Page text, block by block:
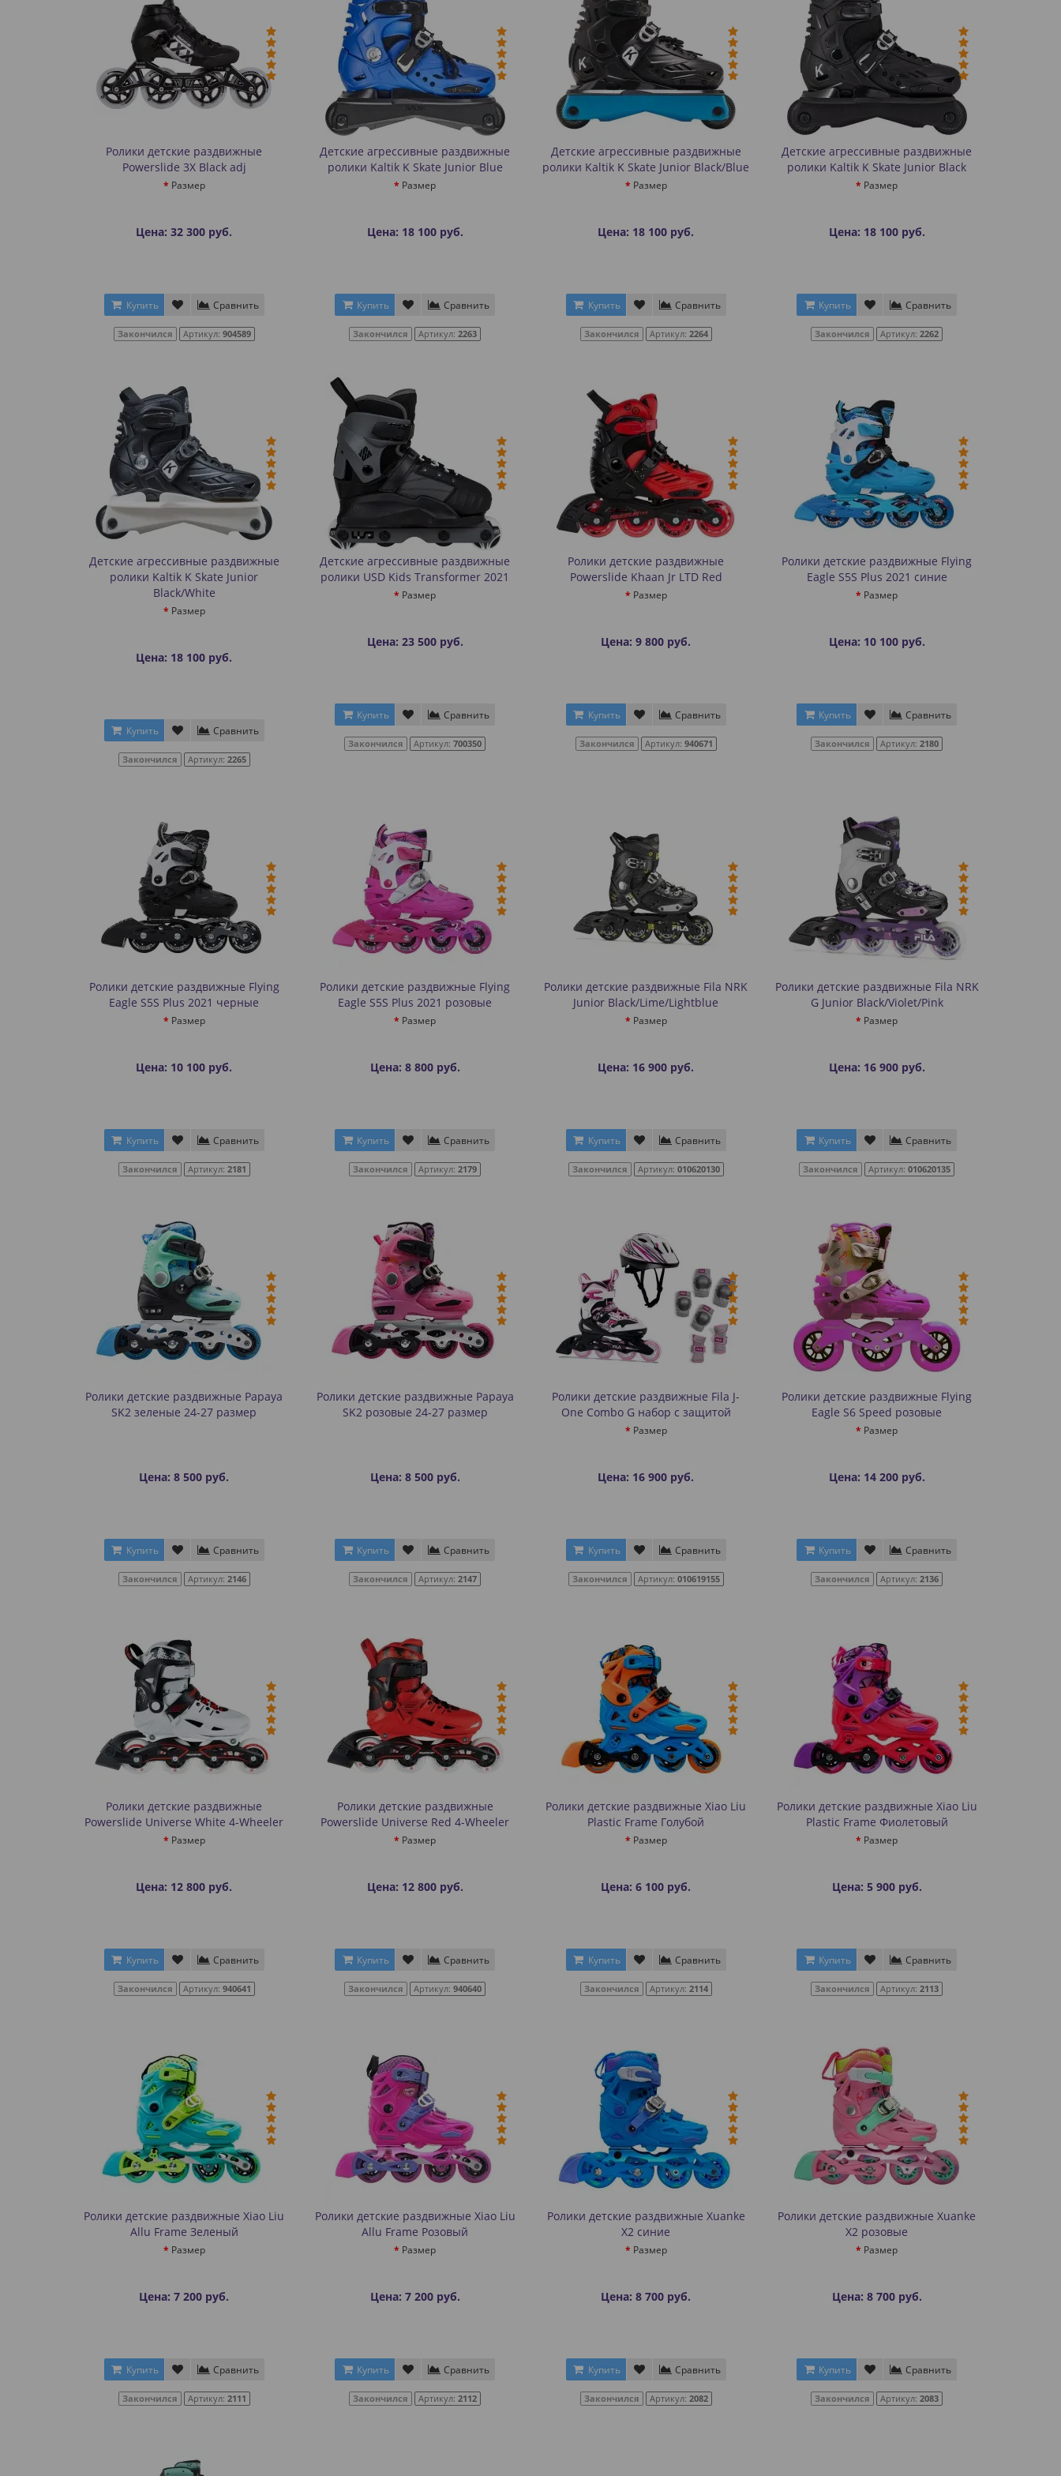
Ролики детские раздвижные
Powerslide 3X Black adj
Размер
Цена: 32 300 руб.
Купить Сравнить
Закончился Артикул: 904589
Детские агрессивные раздвижные
ролики Kaltik K Skate Junior Blue
Размер
Цена: 18 100 руб.
Купить Сравнить
Закончился Артикул:2263
Детские агрессивные раздвижные
ролики Kaltik K Skate Junior Black/Blue
Размер
Цена: 18 100 руб.
Купить Сравнить
Закончился Артикул: 2264
Детские агрессивные раздвижные
ролики Kaltik K Skate Junior Black
Размер
Цена: 18 100 руб.
Купить Сравнить
Закончился Артикул:2262
Детские агрессивные раздвижные
ролики Kaltik K Skate Junior
Black/White
Размер
Цена: 18 100 руб.
Купить Сравнить
Закончился Артикул: 2265
Детские агрессивные раздвижные
ролики USD Kids Transformer 2021
Размер
Цена: 23 500 руб.
Купить Сравнить
Закончился Артикул:700350
Ролики детские раздвижные
Powerslide Khaan Jr LTD Red
Размер
Цена: 9 800 руб.
Купить Сравнить
Закончился Артикул: 940671
Ролики детские раздвижные Flying
Eagle S5S Plus 2021 синие
Размер
Цена: 10 100 руб.
Купить Сравнить
Закончился Артикул:2180
Ролики детские раздвижные Flying
Eagle S5S Plus 2021 черные
Размер
Цена: 10 100 руб.
Купить Сравнить
Закончился Артикул: 2181
Ролики детские раздвижные Flying
Eagle S5S Plus 2021 розовые
Размер
Цена: 8 800 руб.
Купить Сравнить
Закончился Артикул:2179
Ролики детские раздвижные Fila NRK
Junior Black/Lime/Lightblue
Размер
Цена: 16 900 руб.
Купить Сравнить
Закончился Артикул: 010620130
Ролики детские раздвижные Fila NRK
G Junior Black/Violet/Pink
Размер
Цена: 16 900 руб.
Купить Сравнить
Закончился Артикул:010620135
Ролики детские раздвижные Papaya
SK2 зеленые 24-27 размер
Цена: 8 500 руб.
Купить Сравнить
Закончился Артикул: 2146
Ролики детские раздвижные Papaya
SK2 розовые 24-27 размер
Цена: 8 500 руб.
Купить Сравнить
Закончился Артикул:2147
Ролики детские раздвижные Fila J-
One Combo G набор с защитой
Размер
Цена: 16 900 руб.
Купить Сравнить
Закончился Артикул: 010619155
Ролики детские раздвижные Flying
Eagle S6 Speed розовые
Размер
Цена: 14 200 руб.
Купить Сравнить
Закончился Артикул:2136
Ролики детские раздвижные
Powerslide Universe White 4-Wheeler
Размер
Цена: 12 800 руб.
Купить Сравнить
Закончился Артикул: 940641
Ролики детские раздвижные
Powerslide Universe Red 4-Wheeler
Размер
Цена: 12 800 руб.
Купить Сравнить
Закончился Артикул:940640
Ролики детские раздвижные Xiao Liu
Plastic Frame Голубой
Размер
Цена: 6 100 руб.
Купить Сравнить
Закончился Артикул: 2114
Ролики детские раздвижные Xiao Liu
Plastic Frame Фиолетовый
Размер
Цена: 5 900 руб.
Купить Сравнить
Закончился Артикул:2113
Ролики детские раздвижные Xiao Liu
Allu Frame Зеленый
Размер
Цена: 7 200 руб.
Купить Сравнить
Закончился Артикул: 2111
Ролики детские раздвижные Xiao Liu
Allu Frame Розовый
Размер
Цена: 7 200 руб.
Купить Сравнить
Закончился Артикул:2112
Ролики детские раздвижные Xuanke
X2 синие
Размер
Цена: 8 700 руб.
Купить Сравнить
Закончился Артикул: 2082
Ролики детские раздвижные Xuanke
X2 розовые
Размер
Цена: 8 700 руб.
Купить Сравнить
Закончился Артикул:2083